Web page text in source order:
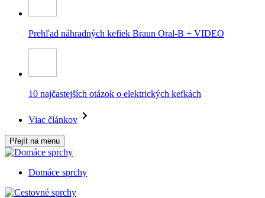
Prehľad náhradných kefiek Braun Oral-B + VIDEO
10 najčastejších otázok o elektrických kefkách
Viac článkov
Přejít na menu
Domáce sprchy